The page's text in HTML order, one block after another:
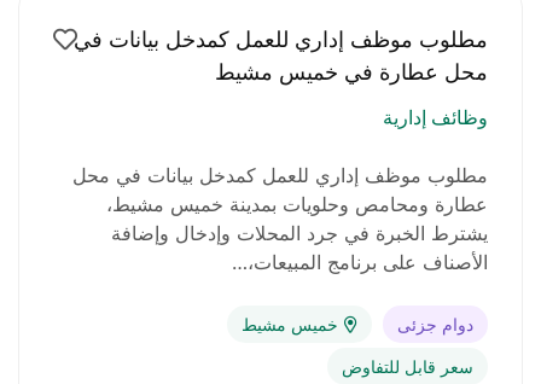
مطلوب موظف إداري للعمل كمدخل بيانات في
محل عطارة في خميس مشيط
وظائف إدارية
مطلوب موظف إداري للعمل كمدخل بيانات في محل
عطارة ومحامص وحلويات بمدينة خميس مشيط،
يشترط الخبرة في جرد المحلات وإدخال وإضافة
الأصناف على برنامج المبيعات،…
دوام جزئى خميس مشيط
سعر قابل للتفاوض